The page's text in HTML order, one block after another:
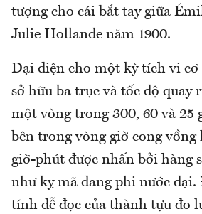
tượng cho cái bắt tay giữa
Julie Hollande năm 1900.
Đại diện cho một kỳ tích vi
sở hữu ba trục và tốc độ quay
một vòng trong 300, 60 và 25
bên trong vòng giờ cong
giờ-phút được nhấn bởi hàng
như kỵ mã đang phi nước đại.
tính dễ đọc của thành tựu đo